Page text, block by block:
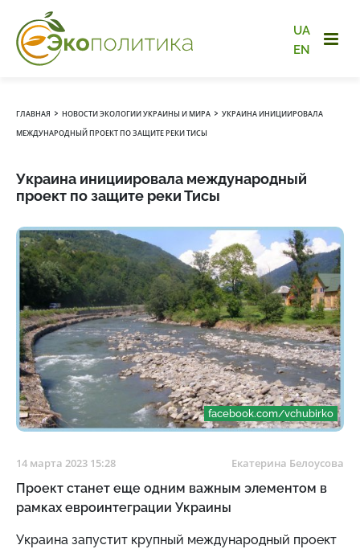
UA
EN
ГЛАВНАЯ › НОВОСТИ ЭКОЛОГИИ УКРАИНЫ И МИРА › УКРАИНА ИНИЦИИРОВАЛА
МЕЖДУНАРОДНЫЙ ПРОЕКТ ПО ЗАЩИТЕ РЕКИ ТИСЫ
Украина инициировала международный
проект по защите реки Тисы
facebook.com/vchubirko
14 марта 2023 15:28 Екатерина Белоусова
Проект станет еще одним важным элементом в
рамках евроинтеграции Украины
Украина запустит крупный международный проект